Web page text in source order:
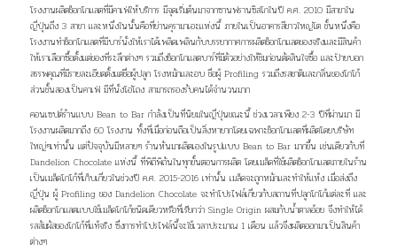
โรงงานผลิตช็อกโกแลตที่มีคาเฟ่ให้บริการ มีจุดเริ่มต้นมาจากซานฟรานซิสโกในปี ค.ศ. 2010 มีสาขาใน
ญี่ปุ่นถึง 3 สาขา และหนึ่งในนั้นคือที่ย่านคุรามาเอะแห่งนี้ ภายในเป็นอาคารสีขาวใหญ่โต ชั้นหนึ่งคือ
โรงงานทำช็อกโกแลตที่มีบาร์นั่งให้เราได้เพลิดเพลินกับบรรยากาศการผลิตช็อกโกแลตของจริงและมีสินค้า
ให้เราเลือกซื้อตั้งแต่ของที่ระลึกต่างๆ รวมถึงช็อกโกแลตบาร์ที่มีตัวอย่างให้ชิมก่อนตัดสินใจซื้อ และป้ายบอก
สรรพคุณที่มีรายละเอียดตั้งแต่ชื่อผู้ปลูก โรงหมักและอบ ชื่อผู้ Profiling รวมถึงรสชาติและกลิ่นของโกโก้
ส่วนชั้นสองเป็นคาเฟ่ มีที่นั่งโอ่โถง สามารถรองรับคนได้จำนวนมาก
คอนเซปต์ร้านแบบ Bean to Bar กำลังเป็นที่นิยมในญี่ปุ่นขณะนี้ ช่วงเวลาเพียง 2-3 ปีที่ผ่านมา มี
โรงงานผลิตมากถึง 60 โรงงาน ทั้งที่เมื่อก่อนถือเป็นสิ่งหายากโดยเฉพาะช็อกโกแลตที่ผลิตโดยบริษัท
ใหญ่ๆเท่านั้น แต่ปัจจุบันมีหลายๆ ร้านหันมาผลิตเองในรูปแบบ Bean to Bar มากขึ้น เช่นเดียวกับที่
Dandelion Chocolate แห่งนี้ ที่พิถีพิถันในทุกขั้นตอนการผลิต โดยเมล็ดที่ใช้ผลิตช็อกโกแลตภายในร้าน
เป็นเมล็ดโกโก้ที่เก็บเกี่ยวในช่วงปี ค.ศ. 2015-2016 เท่านั้น เมล็ดจะถูกหมักและทำให้แห้ง เมื่อส่งถึง
ญี่ปุ่น ผู้ Profiling ของ Dandelion Chocolate จะทำโปรไฟล์เกี่ยวกับสถานที่ปลูกโกโก้แต่ละที่ และ
ผลิตช็อกโกแลตแบบใช้เมล็ดโกโก้ชนิดเดียวหรือที่เรียกว่า Single Origin ผสมกับน้ำตาลอ้อย จึงทำให้ได้
รสสัมผัสของโกโก้ที่แท้จริง ซึ่งการทำโปรไฟล์นี้จะใช้เวลาประมาณ 1 เดือน แล้วจึงผลิตออกมาเป็นสินค้า
ต่างๆ